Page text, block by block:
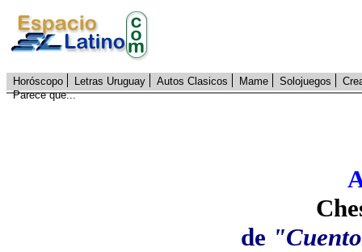
Horóscopo Letras Uruguay Autos Clasicos Mame Solojuegos
Parece que...
de